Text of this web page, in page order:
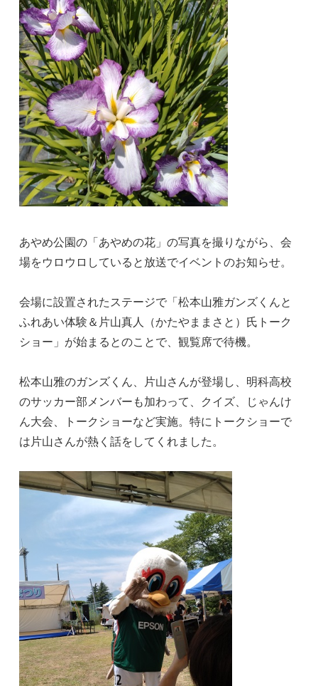
あやめ公園の「あやめの花」の写真を撮りながら、会
場をウロウロしていると放送でイベントのお知らせ。
会場に設置されたステージで「松本山雅ガンズくんと
ふれあい体験＆片山真人（かたやままさと）氏トーク
ショー」が始まるとのことで、観覧席で待機。
松本山雅のガンズくん、片山さんが登場し、明科高校
のサッカー部メンバーも加わって、クイズ、じゃんけ
ん大会、トークショーなど実施。特にトークショーで
は片山さんが熱く話をしてくれました。